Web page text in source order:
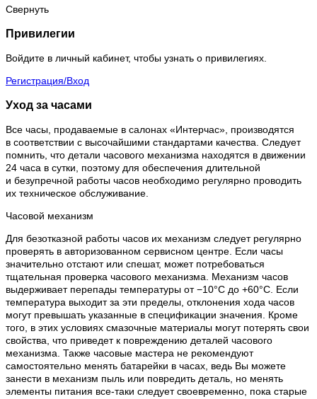
Свернуть
Привилегии
Войдите в личный кабинет, чтобы узнать о привилегиях.
Регистрация/Вход
Уход за часами
Все часы, продаваемые в салонах «Интерчас», производятся
в соответствии с высочайшими стандартами качества. Следует
помнить, что детали часового механизма находятся в движении
24 часа в сутки, поэтому для обеспечения длительной
и безупречной работы часов необходимо регулярно проводить
их техническое обслуживание.
Часовой механизм
Для безотказной работы часов их механизм следует регулярно
проверять в авторизованном сервисном центре. Если часы
значительно отстают или спешат, может потребоваться
тщательная проверка часового механизма. Механизм часов
выдерживает перепады температуры от −10°C до +60°C. Если
температура выходит за эти пределы, отклонения хода часов
могут превышать указанные в спецификации значения. Кроме
того, в этих условиях смазочные материалы могут потерять свои
свойства, что приведет к повреждению деталей часового
механизма. Также часовые мастера не рекомендуют
самостоятельно менять батарейки в часах, ведь Вы можете
занести в механизм пыль или повредить деталь, но менять
элементы питания все-таки следует своевременно, пока старые